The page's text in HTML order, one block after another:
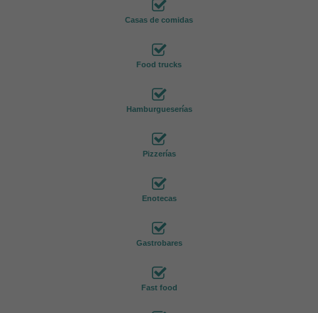
Casas de comidas
Food trucks
Hamburgueserías
Pizzerías
Enotecas
Gastrobares
Fast food